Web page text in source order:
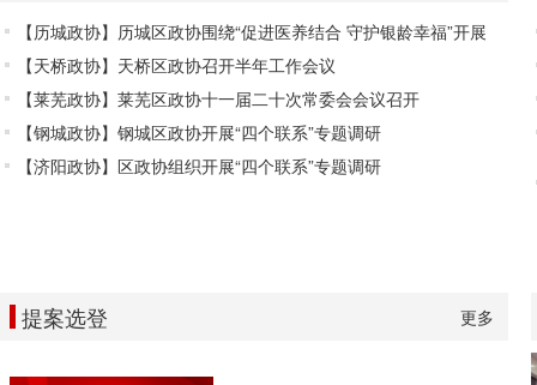
【历城政协】历城区政协围绕“促进医养结合 守护银龄幸福”开展
【天桥政协】天桥区政协召开半年工作会议
【莱芜政协】莱芜区政协十一届二十次常委会会议召开
【钢城政协】钢城区政协开展“四个联系”专题调研
【济阳政协】区政协组织开展“四个联系”专题调研
提案选登 更多